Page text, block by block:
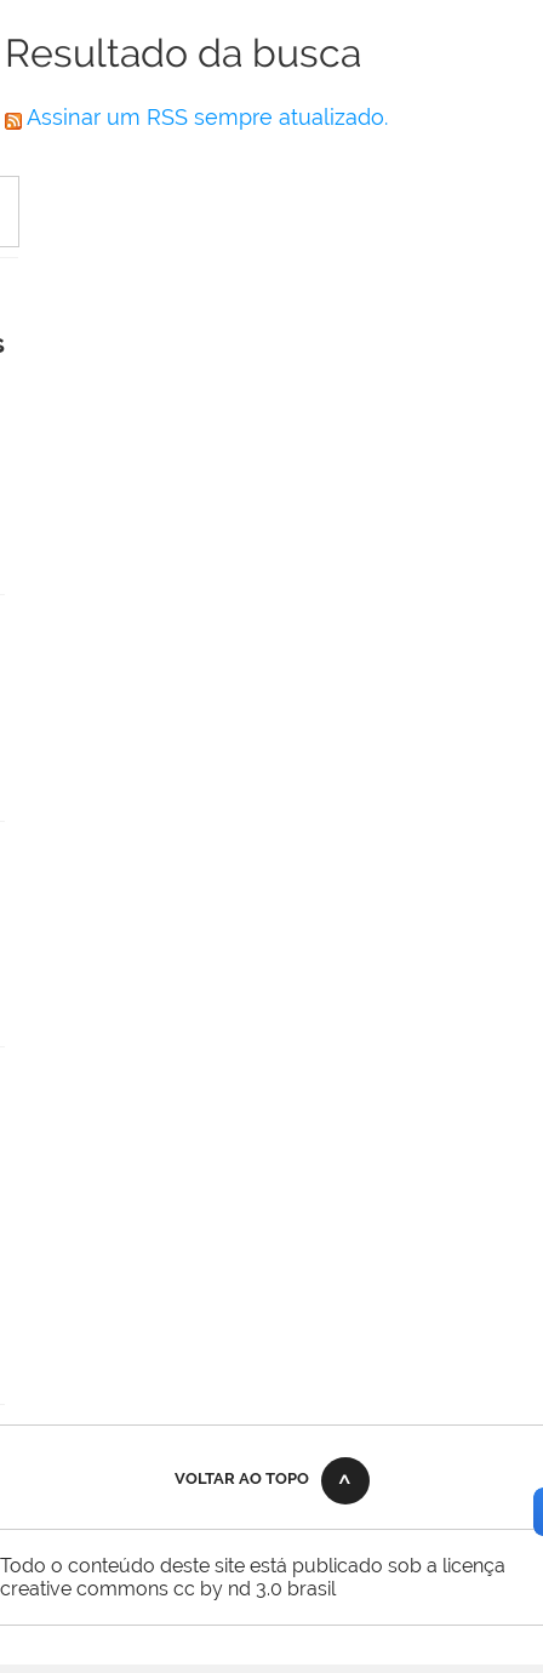
Resultado da busca
Assinar um RSS sempre atualizado.
VOLTAR AO TOPO
Todo o conteúdo deste site está publicado sob a licença
creative commons cc by nd 3.0 brasil